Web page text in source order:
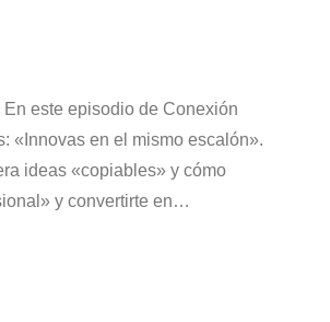
este episodio de Conexión
«Innovas en el mismo escalón».
ideas «copiables» y cómo
y convertirte en…